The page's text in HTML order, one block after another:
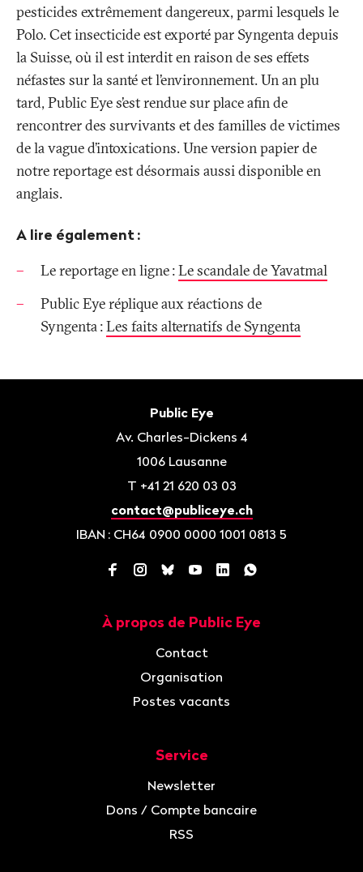
pesticides extrêmement dangereux, parmi lesquels le
Polo. Cet insecticide est exporté par Syngenta depuis
la Suisse, où il est interdit en raison de ses effets
néfastes sur la santé et l’environnement. Un an plu
tard, Public Eye s’est rendue sur place afin de
rencontrer des survivants et des familles de victimes
de la vague d’intoxications. Une version papier de
notre reportage est désormais aussi disponible en
anglais.
A lire également:
Le reportage en ligne:Le scandale de Yavatmal
Public Eye réplique aux réactions de
Syngenta:Les faits alternatifs de Syngenta
Public Eye
Av. Charles-Dickens 4
1006 Lausanne
T +41 21 620 03 03
contact@publiceye.ch
IBAN : CH64 0900 0000 1001 0813 5
Facebook
Instagram
BlueskyYouTube
LinkedInWhatsApp
À propos de Public Eye
Contact
Organisation
Postes vacants
Service
Newsletter
Dons / Compte bancaire
RSS